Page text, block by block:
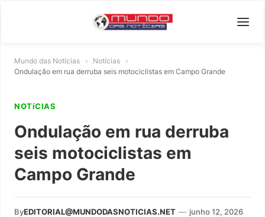
Mundo das Notícias » Notícias »
Ondulação em rua derruba seis motociclistas em Campo Grande
NOTíCIAS
Ondulação em rua derruba
seis motociclistas em
Campo Grande
ByEDITORIAL@MUNDODASNOTICIAS.NET — junho 12, 2026